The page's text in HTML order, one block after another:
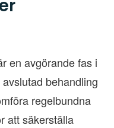
en avgörande fas i
behandling
regelbundna
att säkerställa